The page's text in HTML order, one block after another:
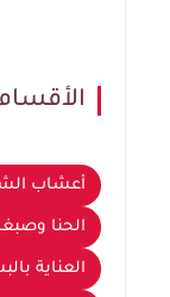
أعشاب
الحنا
العناية